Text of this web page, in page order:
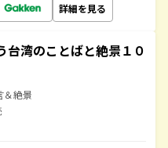
詳細を見る
台湾のことばと絶景１０
＆絶景